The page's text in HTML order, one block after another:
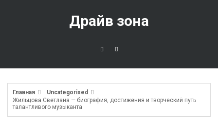
Драйв зона
Главная
Uncategorised
Жильцова Светлана — биография, достижения и творческий путь
талантливого музыканта